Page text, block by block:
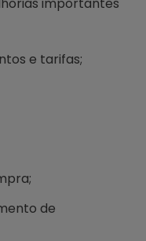
e tarifas;
de